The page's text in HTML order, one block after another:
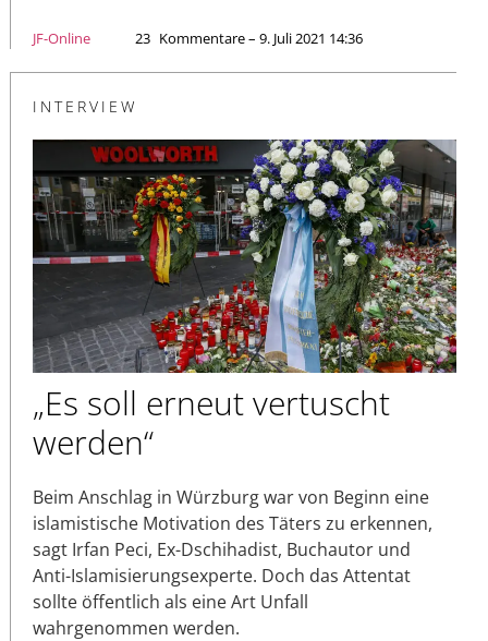
JF-Online 23 Kommentare – 9. Juli 2021 14:36
INTERVIEW
„Es soll erneut vertuscht
werden“
Beim Anschlag in Würzburg war von Beginn eine
islamistische Motivation des Täters zu erkennen,
sagt Irfan Peci, Ex-Dschihadist, Buchautor und
Anti-Islamisierungsexperte. Doch das Attentat
sollte öffentlich als eine Art Unfall
wahrgenommen werden.